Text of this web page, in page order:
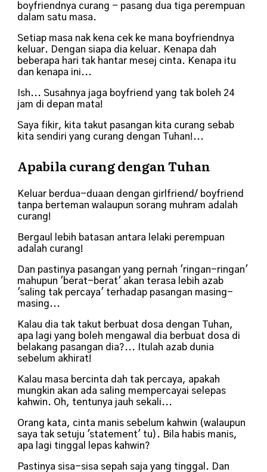
boyfriendnya curang - pasang dua tiga perempuan
dalam satu masa.
Setiap masa nak kena cek ke mana boyfriendnya
keluar. Dengan siapa dia keluar. Kenapa dah
beberapa hari tak hantar mesej cinta. Kenapa itu
dan kenapa ini...
Ish... Susahnya jaga boyfriend yang tak boleh 24
jam di depan mata!
Saya fikir, kita takut pasangan kita curang sebab
kita sendiri yang curang dengan Tuhan!...
Apabila curang dengan Tuhan
Keluar berdua-duaan dengan girlfriend/ boyfriend
tanpa berteman walaupun sorang muhram adalah
curang!
Bergaul lebih batasan antara lelaki perempuan
adalah curang!
Dan pastinya pasangan yang pernah 'ringan-ringan'
mahupun 'berat-berat' akan terasa lebih azab
'saling tak percaya' terhadap pasangan masing-
masing...
Kalau dia tak takut berbuat dosa dengan Tuhan,
apa lagi yang boleh mengawal dia berbuat dosa di
belakang pasangan dia?... Itulah azab dunia
sebelum akhirat!
Kalau masa bercinta dah tak percaya, apakah
mungkin akan ada saling mempercayai selepas
kahwin. Oh, tentunya jauh sekali...
Orang kata, cinta manis sebelum kahwin (walaupun
saya tak setuju 'statement' tu). Bila habis manis,
apa lagi tinggal lepas kahwin?
Pastinya sisa-sisa sepah saja yang tinggal. Dan